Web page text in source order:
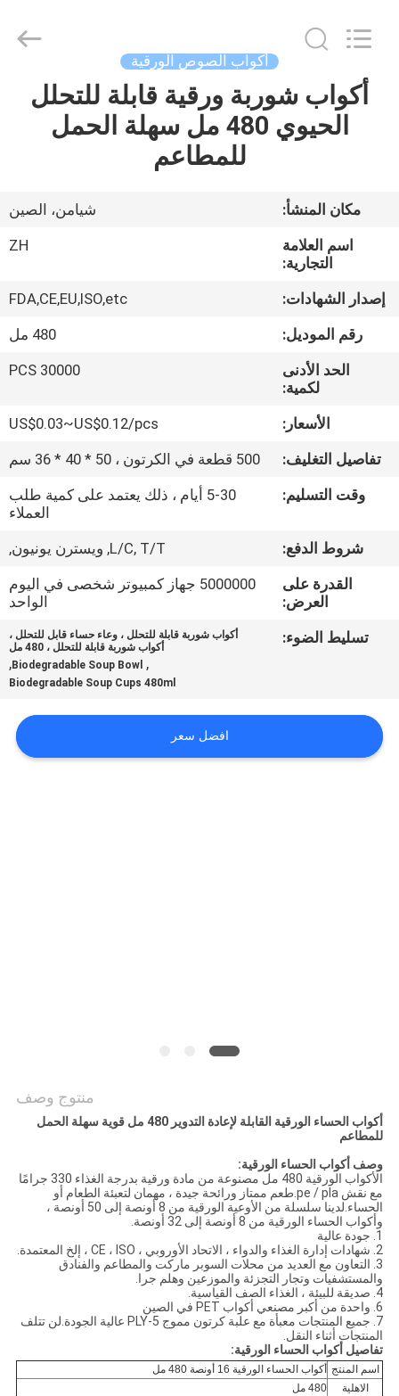
منزل،
معلومات
جولة
مراقبة
الجودة
خريطة
Protection
Technology
أكواب الصوص الورقية
أكواب شوربة ورقية قابلة للتحلل
الحيوي 480 مل سهلة الحمل
للمطاعم
مكان المنشأ:
شيامن، الصين
اسم العلامة
التجارية:
ZH
إصدار الشهادات:
FDA,CE,EU,ISO,etc
رقم الموديل:
480 مل
الحد الأدنى
لكمية:
30000 PCS
الأسعار:
US$0.03~US$0.12/pcs
تفاصيل التغليف:
500 قطعة في الكرتون ، 50 * 40 * 36 سم
وقت التسليم:
5-30 أيام ، ذلك يعتمد على كمية طلب
العملاء
شروط الدفع:
L/C, T/T, ويسترن يونيون,
القدرة على
العرض:
5000000 جهاز كمبيوتر شخصى في اليوم
الواحد
تسليط الضوء:
أكواب شوربة قابلة للتحلل ، وعاء حساء قابل للتحلل ،
أكواب شوربة قابلة للتحلل ، 480 مل
,
Biodegradable Soup Bowl
,
Biodegradable Soup Cups 480ml
افضل سعر
منتوج وصف
أكواب الحساء الورقية القابلة لإعادة التدوير 480 مل قوية سهلة الحمل
للمطاعم
وصف أكواب الحساء الورقية:
الأكواب الورقية 480 مل مصنوعة من مادة ورقية بدرجة الغذاء 330 جرامًا
مع نقش pe / pla.
طعم ممتاز ورائحة جيدة ، مهمان لتعبئة الطعام أو
الحساء.لدينا سلسلة من الأوعية الورقية من 8 أونصة إلى 50 أونصة ،
وأكواب الحساء الورقية من 8 أونصة إلى 32 أونصة.
1. جودة عالية
2. شهادات إدارة الغذاء والدواء ، الاتحاد الأوروبي ، CE ، ISO ، إلخ المعتمدة.
3. التعاون مع العديد من محلات السوبر ماركت والمطاعم والفنادق
والمستشفيات وتجار التجزئة والموزعين وهلم جرا.
4. صديقة للبيئة ، الغذاء الصف القياسية.
6. واحدة من أكبر مصنعي أكواب PET في الصين
7. جميع المنتجات معبأة مع علبة كرتون مموج 5-PLY عالية الجودة.لن تتلف
المنتجات أثناء النقل.
تفاصيل أكواب الحساء الورقية:
اسم المنتج
أكواب الحساء الورقية 16 أونصة 480 مل
الاهلية
480 مل